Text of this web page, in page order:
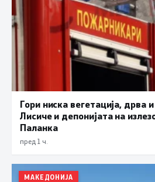
Гори ниска вегетација, дрва
Лисиче и депонијата на
Паланка
пред 1 ч.
МАКЕДОНИЈА